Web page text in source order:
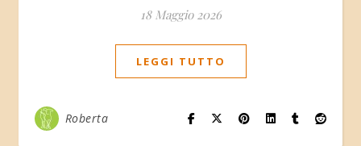
18 Maggio 2026
LEGGI TUTTO
Roberta